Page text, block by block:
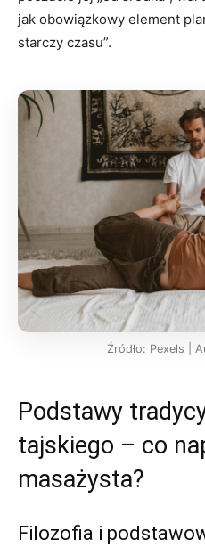
jak obowiązkowy element
starczy czasu”.
Źródło: Pexels |
Podstawy
tajskiego – co
masażysta?
Filozofia i